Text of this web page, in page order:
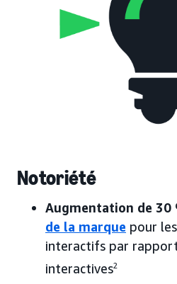
Notoriété
Augmentation de 30
de la marque pour
interactifs par
interactives2